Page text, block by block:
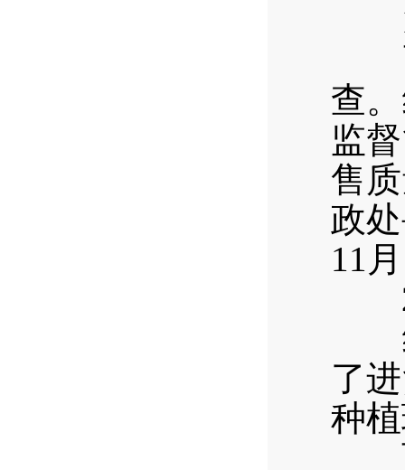
1.
西
查
监
售
政
11
2.
经
了
种
西